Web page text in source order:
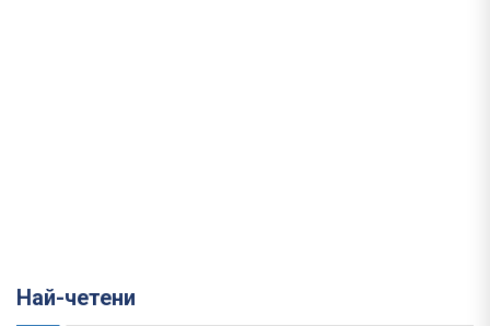
Най-четени